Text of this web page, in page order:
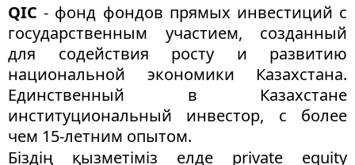
QIC - фонд фондов прямых инвестиций с
государственным участием, созданный
для содействия росту и развитию
национальной экономики Казахстана.
Единственный в Казахстане
институциональный инвестор, с более
чем 15-летним опытом.
Біздің қызметіміз елде private equity